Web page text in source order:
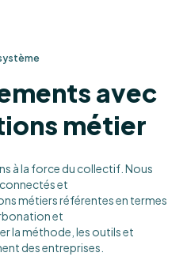
avec
métier
à la force du collectif. Nous
et
métiers référentes en termes
et
la méthode, les outils et
des entreprises.